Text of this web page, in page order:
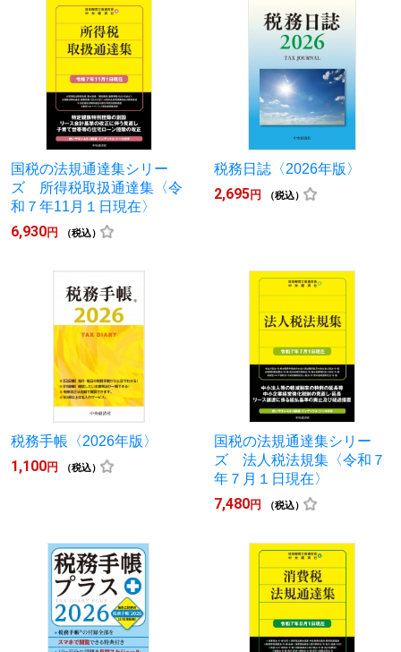
国税の法規通達集シリー
ズ 所得税取扱通達集〈令
和７年11月１日現在〉
6,930円 （税込）
税務日誌〈2026年版〉
2,695円 （税込）
税務手帳〈2026年版〉
1,100円 （税込）
国税の法規通達集シリー
ズ 法人税法規集〈令和７
年７月１日現在〉
7,480円 （税込）